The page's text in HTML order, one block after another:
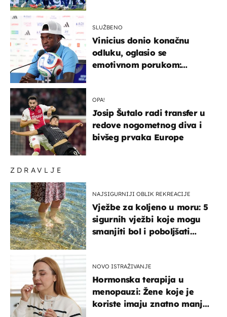
ZDRAVLJE
NAJSIGURNIJI OBLIK REKREACIJE
Vježbe za koljeno u moru: 5
sigurnih vježbi koje mogu
smanjiti bol i poboljšati
NOVO ISTRAŽIVANJE
Hormonska terapija u
menopauzi: Žene koje je
koriste imaju znatno manji
SLUŽBENO
Vinicius donio konačnu
odluku, oglasio se
emotivnom porukom:
OPA!
Josip Šutalo radi transfer u
redove nogometnog diva i
bivšeg prvaka Europe